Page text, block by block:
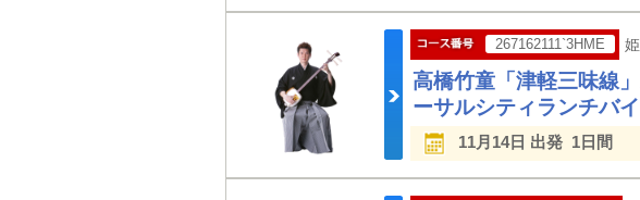
267162111`3HME
高橋竹童「津軽三味線
ーサルシティランチバ
11月14日 出発 1日間